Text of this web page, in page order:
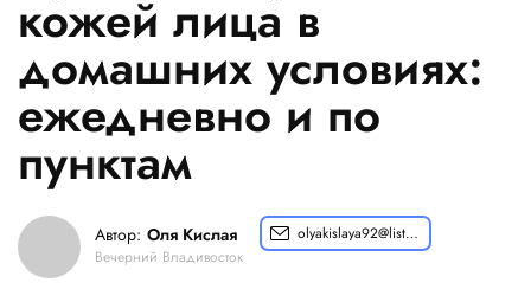
кожей лица в
домашних условиях:
ежедневно и по
пунктам
Автор: Оля Кислая
Вечерний Владивосток
olyakislaya92@list.ru